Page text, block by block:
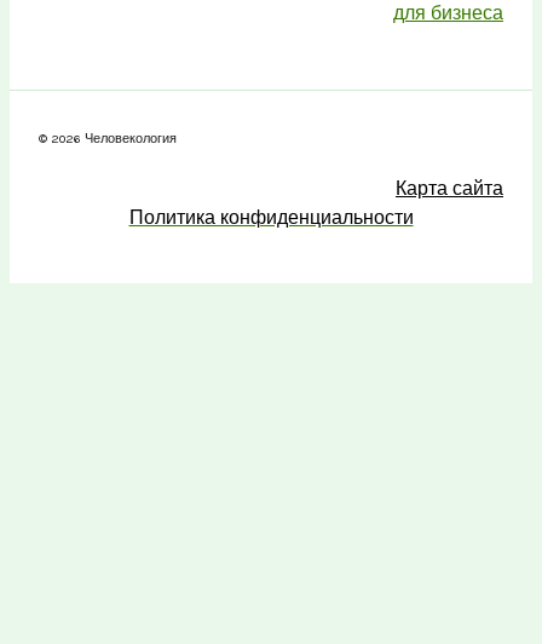
для бизнеса
© 2026 Человекология
Карта сайта
Политика конфиденциальности